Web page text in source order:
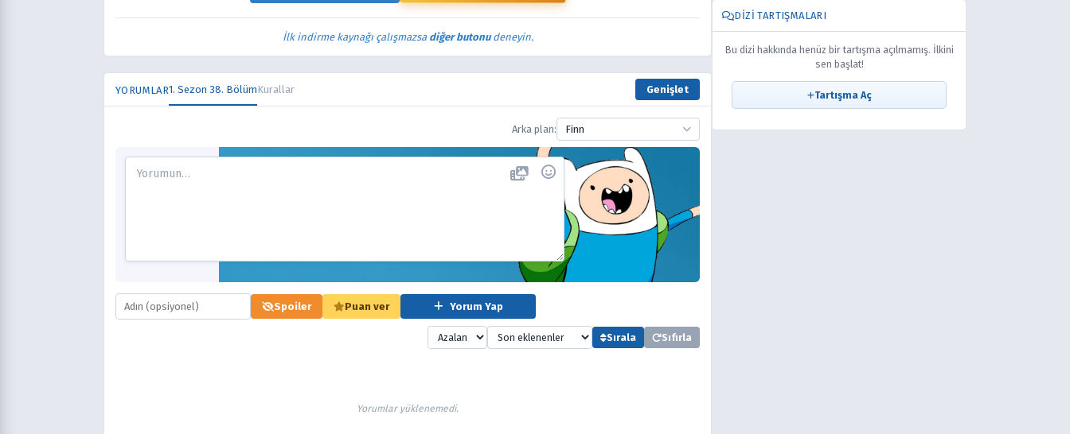
İlk indirme kaynağı çalışmazsa diğer butonudeneyin.
YORUMLAR1. Sezon 38. BölümKurallar Genişlet
Arka plan: Finn
Spoiler Puan ver Yorum Yap
Sırala Sıfırla
Yorumlar yüklenemedi.
DIZI TARTIŞMALARI
Bu dizi hakkında henüz bir tartışma açılmamış. İlkini
sen başlat!
Tartışma Aç